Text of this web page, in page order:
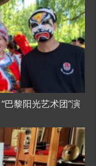
巴黎阳光艺术团”演